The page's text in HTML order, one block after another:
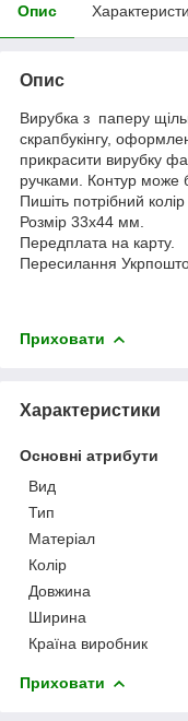
Опис
Опис
Вирубка з паперу
скрапбукінгу,
прикрасити вирубку
ручками. Контур може
Пишіть потрібний
Розмір 33х44 мм.
Передплата на карту.
Пересилання
Приховати
Характеристики
Основні атрибути
Вид
Тип
Матеріал
Колір
Довжина
Ширина
Країна виробник
Приховати